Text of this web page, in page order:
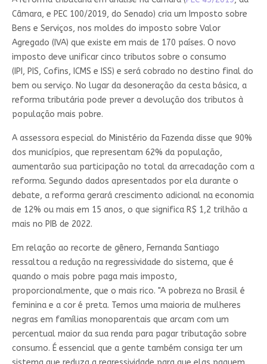
Câmara, e PEC 100/2019, do Senado) cria um Imposto sobre
Bens e Serviços, nos moldes do imposto sobre Valor
Agregado (IVA) que existe em mais de 170 países. O novo
imposto deve unificar cinco tributos sobre o consumo
( IPI , PIS, Cofins, ICMS e ISS) e será cobrado no destino final do
bem ou serviço. No lugar da desoneração da cesta básica, a
reforma tributária pode prever a devolução dos tributos à
população mais pobre.
A assessora especial do Ministério da Fazenda disse que 90%
dos municípios, que representam 62% da população,
aumentarão sua participação no total da arrecadação com a
reforma. Segundo dados apresentados por ela durante o
debate, a reforma gerará crescimento adicional na economia
de 12% ou mais em 15 anos, o que significa R$ 1,2 trilhão a
mais no PIB de 2022.
Em relação ao recorte de gênero, Fernanda Santiago
ressaltou a redução na regressividade do sistema, que é
quando o mais pobre paga mais imposto,
proporcionalmente, que o mais rico. "A pobreza no Brasil é
feminina e a cor é preta. Temos uma maioria de mulheres
negras em famílias monoparentais que arcam com um
percentual maior da sua renda para pagar tributação sobre
consumo. É essencial que a gente também consiga ter um